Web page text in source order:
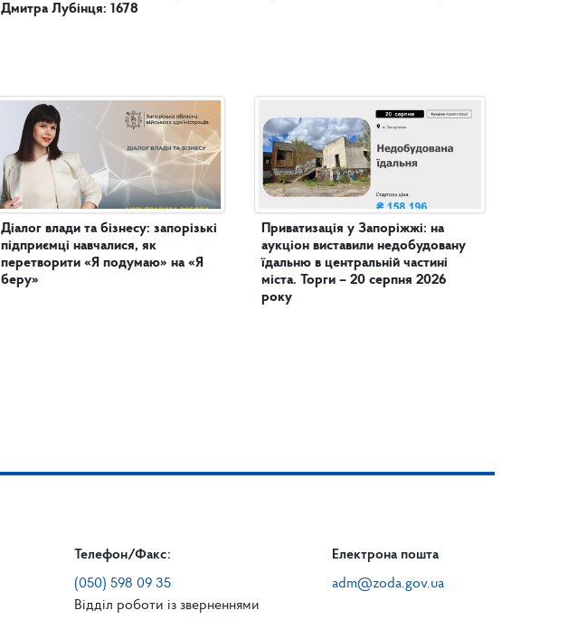
Дмитра Лубінця: 1678
Діалог влади та бізнесу: запорізькі
підприємці навчалися, як
перетворити «Я подумаю» на «Я
беру»
Приватизація у Запоріжжі: на
аукціон виставили недобудовану
їдальню в центральній частині
міста. Торги – 20 серпня 2026
року
Телефон/Факс:
(050) 598 09 35
Відділ роботи із зверненнями
Електрона пошта
adm@zoda.gov.ua